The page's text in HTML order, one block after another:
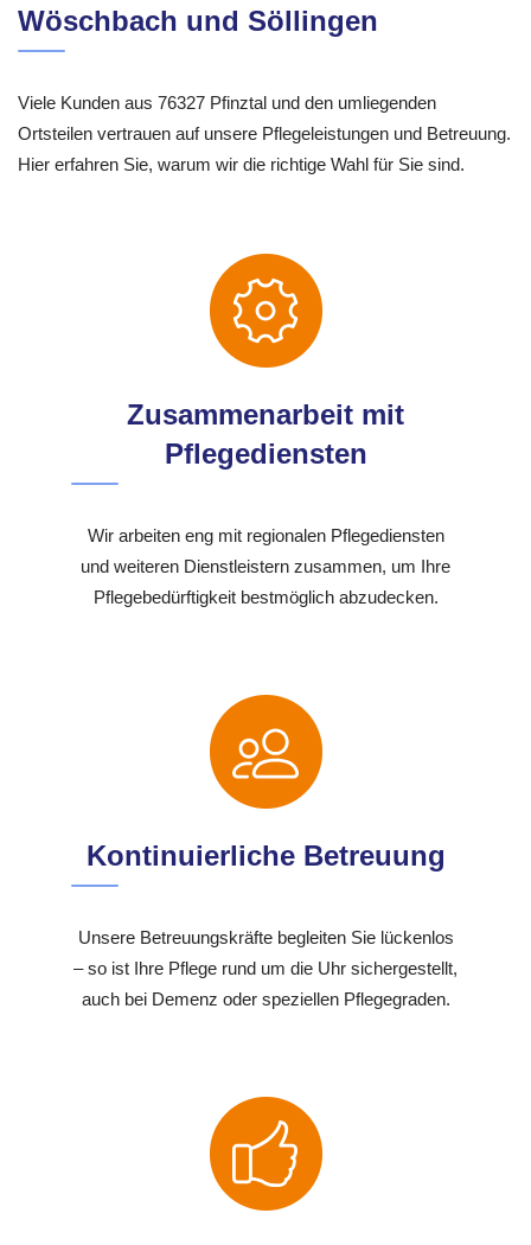
Wöschbach und Söllingen
Viele Kunden aus 76327 Pfinztal und den umliegenden
Ortsteilen vertrauen auf unsere Pflegeleistungen und Betreuung.
Hier erfahren Sie, warum wir die richtige Wahl für Sie sind.
Zusammenarbeit mit
Pflegediensten
Wir arbeiten eng mit regionalen Pflegediensten
und weiteren Dienstleistern zusammen, um Ihre
Pflegebedürftigkeit bestmöglich abzudecken.
Kontinuierliche Betreuung
Unsere Betreuungskräfte begleiten Sie lückenlos
– so ist Ihre Pflege rund um die Uhr sichergestellt,
auch bei Demenz oder speziellen Pflegegraden.